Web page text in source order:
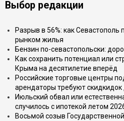
Выбор редакции
Разрыв в 56%: как Севастополь
рынком жилья
Бензин по-севастопольски:
Как сохранить потенциал или
Крыма на десятилетие вперёд
Российские торговые центры
арендаторы требуют скидкидок
Июльский обвал или
случилось с ипотекой летом
Восьмой созыв